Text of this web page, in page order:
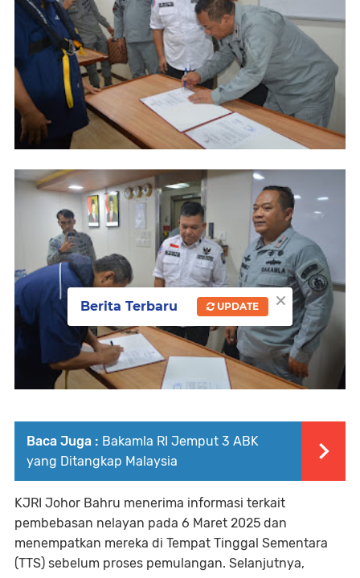
Baca Juga : Bakamla RI Jemput 3 ABK
yang Ditangkap Malaysia
KJRI Johor Bahru menerima informasi terkait
pembebasan nelayan pada 6 Maret 2025 dan
menempatkan mereka di Tempat Tinggal Sementara
(TTS) sebelum proses pemulangan. Selanjutnya,
×
Berita Terbaru UPDATE